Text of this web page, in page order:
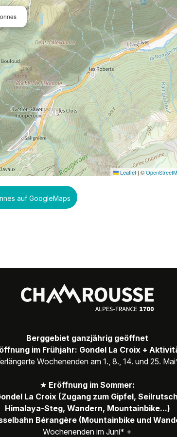
Leaflet | ©
auf GoogleMaps
Berggebiet ganzjährig geöffnet
im Frühjahr: Gondel La Croix +
Wochenenden am 1., 8., 14. und 25.
★ Eröffnung im Sommer:
La Croix (Zugang zum Gipfel,
Himalaya-Steg, Wandern, Mountainbike...)
Bérangère (Mountainbike und
Wochenenden im Juni* +